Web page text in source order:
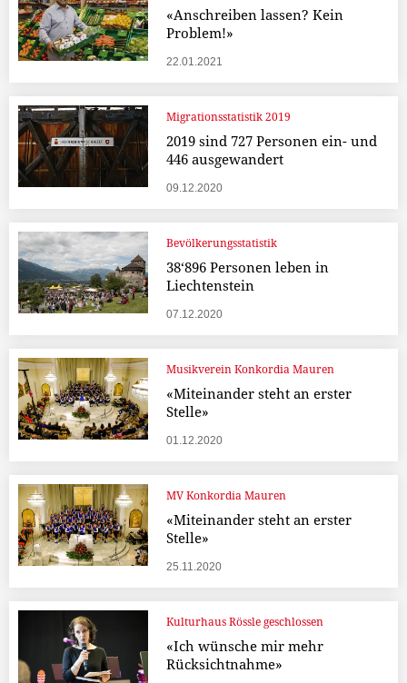
«Anschreiben lassen? Kein
Problem!»
22.01.2021
Migrationsstatistik 2019
2019 sind 727 Personen ein- und
446 ausgewandert
09.12.2020
Bevölkerungsstatistik
38‘896 Personen leben in
Liechtenstein
07.12.2020
Musikverein Konkordia Mauren
«Miteinander steht an erster
Stelle»
01.12.2020
MV Konkordia Mauren
«Miteinander steht an erster
Stelle»
25.11.2020
Kulturhaus Rössle geschlossen
«Ich wünsche mir mehr
Rücksichtnahme»